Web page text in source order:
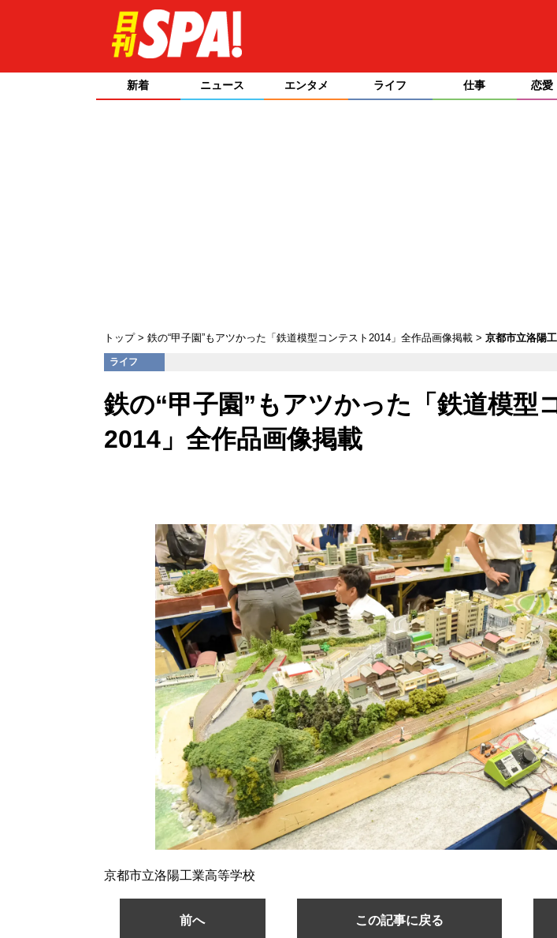
新着 ニュース エンタメ ライフ 仕事 恋愛
トップ 鉄の“甲子園”もアツかった「鉄道模型コンテスト2014」全作品画像掲載 京都市立洛陽
ライフ
鉄の“甲子園”もアツかった「鉄道模型
2014」全作品画像掲載
京都市立洛陽工業高等学校
前へ この記事に戻る